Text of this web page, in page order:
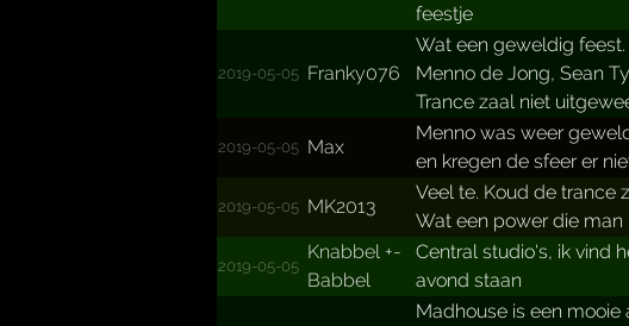
feestje
2019-05-05 Franky076
Wat een geweldig
Menno de Jong, Sean
Trance zaal niet
2019-05-05 Max
Menno was weer
en kregen de sfeer er
2019-05-05 MK2013
Veel te. Koud de trance
Wat een power die man
2019-05-05
Knabbel +­
Babbel
Central studio's, ik vind
avond staan
Madhouse is een mooie